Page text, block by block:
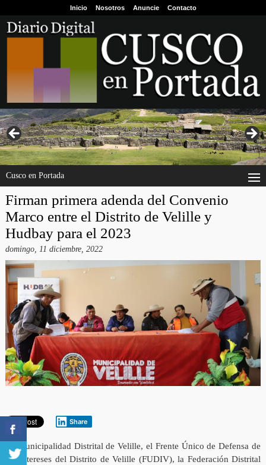
Inicio Nosotros Anuncie Contacto
Cusco en Portada
Firman primera adenda del Convenio
Marco entre el Distrito de Velille y
Hudbay para el 2023
domingo, 11 diciembre, 2022
Share
La Municipalidad Distrital de Velille, el Frente Único de Defensa de
los Intereses del Distrito de Velille (FUDIV), la Federación Distrital